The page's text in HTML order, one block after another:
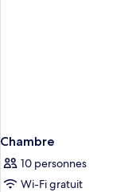
Chambre
10 personnes
Wi-Fi gratuit